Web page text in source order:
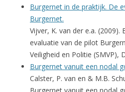
Burgernet in de praktijk. De
Burgernet.
Vijver, K. van der e.a.
evaluatie van de pilot
Veiligheid en Politie (SMVP),
Burgernet vanuit een nodal
Calster, P. van en & M.B.